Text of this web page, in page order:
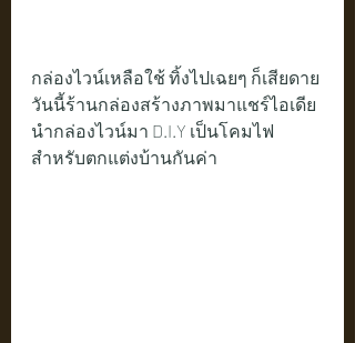
กล่องไวน์เหลือใช้ ทิ้งไปเฉยๆ ก็เสียดาย
วันนี้ร้านกล่องสร้างภาพมาแชร์ไอเดีย
นำกล่องไวน์มา D.I.Y เป็นโคมไฟ
สำหรับตกแต่งบ้านกันค่า